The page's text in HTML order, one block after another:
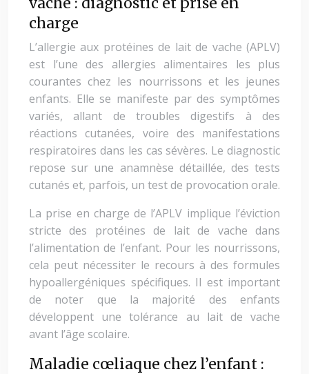
charge
L’allergie aux protéines de lait de vache (APLV)
est l’une des allergies alimentaires les plus
courantes chez les nourrissons et les jeunes
enfants. Elle se manifeste par des symptômes
variés, allant de troubles digestifs à des
réactions cutanées, voire des manifestations
respiratoires dans les cas sévères. Le diagnostic
repose sur une anamnèse détaillée, des tests
cutanés et, parfois, un test de provocation orale.
La prise en charge de l’APLV implique l’éviction
stricte des protéines de lait de vache dans
l’alimentation de l’enfant. Pour les nourrissons,
cela peut nécessiter le recours à des formules
hypoallergéniques spécifiques. Il est important
de noter que la majorité des enfants
développent une tolérance au lait de vache
avant l’âge scolaire.
Maladie cœliaque chez l’enfant :